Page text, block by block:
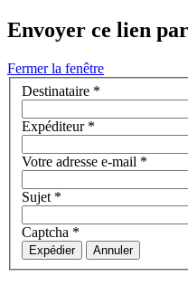
Envoyer ce lien
Fermer la fenêtre
Destinataire *
Expéditeur*
Votre adresse e-mail *
Sujet*
Captcha *
Expédier Annuler